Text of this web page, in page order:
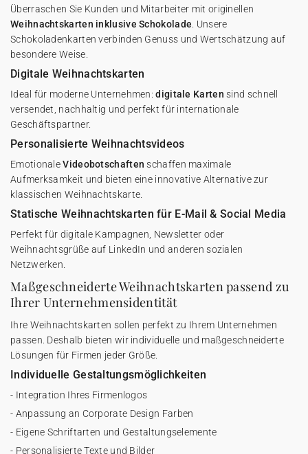
Überraschen Sie Kunden und Mitarbeiter mit originellen
Weihnachtskarten inklusive Schokolade . Unsere
Schokoladenkarten verbinden Genuss und Wertschätzung auf
besondere Weise.
Digitale Weihnachtskarten
Ideal für moderne Unternehmen:digitale Karten sind schnell
versendet, nachhaltig und perfekt für internationale
Geschäftspartner.
Personalisierte Weihnachtsvideos
EmotionaleVideobotschaften schaffen maximale
Aufmerksamkeit und bieten eine innovative Alternative zur
klassischen Weihnachtskarte.
Statische Weihnachtskarten für E-Mail & Social Media
Perfekt für digitale Kampagnen, Newsletter oder
Weihnachtsgrüße auf LinkedIn und anderen sozialen
Netzwerken.
Maßgeschneiderte Weihnachtskarten passend zu
Ihrer Unternehmensidentität
Ihre Weihnachtskarten sollen perfekt zu Ihrem Unternehmen
passen. Deshalb bieten wir individuelle und maßgeschneiderte
Lösungen für Firmen jeder Größe.
Individuelle Gestaltungsmöglichkeiten
- Integration Ihres Firmenlogos
- Anpassung an Corporate Design Farben
- Eigene Schriftarten und Gestaltungselemente
- Personalisierte Texte und Bilder